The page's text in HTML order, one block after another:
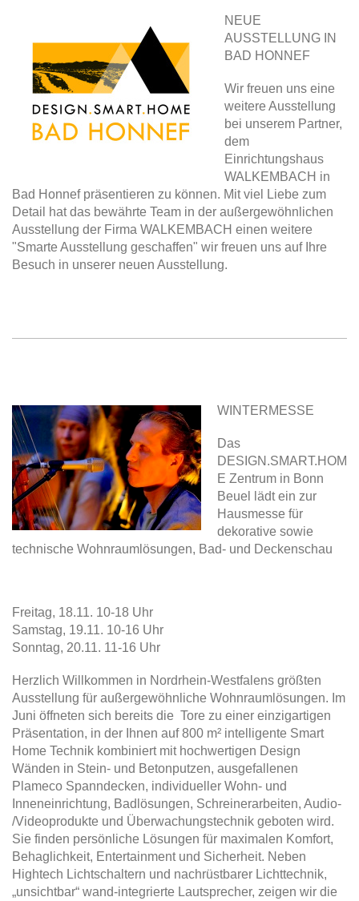
NEUE
AUSSTELLUNG IN
BAD HONNEF
Wir freuen uns eine
weitere Ausstellung
bei unserem Partner,
dem
Einrichtungshaus
WALKEMBACH in
Bad Honnef präsentieren zu können. Mit viel Liebe zum
Detail hat das bewährte Team in der außergewöhnlichen
Ausstellung der Firma WALKEMBACH einen weitere
"Smarte Ausstellung geschaffen" wir freuen uns auf Ihre
Besuch in unserer neuen Ausstellung.
WINTERMESSE
Das
DESIGN.SMART.HOM
E Zentrum in Bonn
Beuel lädt ein zur
Hausmesse für
dekorative sowie
technische Wohnraumlösungen, Bad- und Deckenschau
Freitag, 18.11. 10-18 Uhr
Samstag, 19.11. 10-16 Uhr
Sonntag, 20.11. 11-16 Uhr
Herzlich Willkommen in Nordrhein-Westfalens größten
Ausstellung für außergewöhnliche Wohnraumlösungen. Im
Juni öffneten sich bereits die Tore zu einer einzigartigen
Präsentation, in der Ihnen auf 800 m² intelligente Smart
Home Technik kombiniert mit hochwertigen Design
Wänden in Stein- und Betonputzen, ausgefallenen
Plameco Spanndecken, individueller Wohn- und
Inneneinrichtung, Badlösungen, Schreinerarbeiten, Audio-
/Videoprodukte und Überwachungstechnik geboten wird.
Sie finden persönliche Lösungen für maximalen Komfort,
Behaglichkeit, Entertainment und Sicherheit. Neben
Hightech Lichtschaltern und nachrüstbarer Lichttechnik,
„unsichtbar“ wand-integrierte Lautsprecher, zeigen wir die